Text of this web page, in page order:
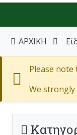
ΑΡΧΙΚΗ
Please
We